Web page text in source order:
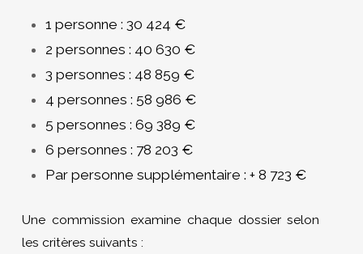
1 personne : 30 424 €
2 personnes : 40 630 €
3 personnes : 48 859 €
4 personnes : 58 986 €
5 personnes : 69 389 €
6 personnes : 78 203 €
Par personne supplémentaire : + 8 723 €
Une commission examine chaque dossier selon
les critères suivants :